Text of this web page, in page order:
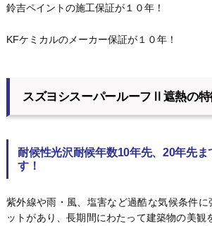
鈴吉ペイントの施工保証が１０年！
KFケミカルのメーカー保証が１０年！
スズヨシスーパールーフⅡ遮熱の
耐候性光沢耐候年数10年先、20年先ま
す ！
紫外線や雨・風、塩害など過酷な気候条件に
ットがあり、長期間にわたって建築物の美観